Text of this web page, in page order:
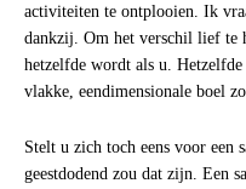
activiteiten te ontplooien. Ik
dankzij. Om het verschil lief te
hetzelfde wordt als u.
vlakke, eendimensionale boel
Stelt u zich toch eens voor een
geestdodend zou dat zijn. Een